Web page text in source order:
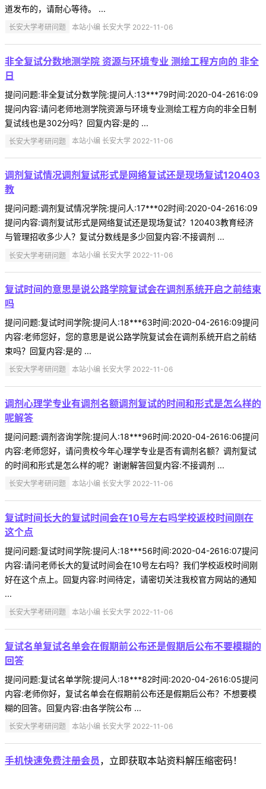
道发布的，请耐心等待。 ...
长安大学考研问题 本站小编 长安大学 2022-11-06
非全复试分数地测学院 资源与环境专业 测绘工程方向的 非全
日
提问问题:非全复试分数学院:提问人:13***79时间:2020-04-2616:09
提问内容:请问老师地测学院资源与环境专业测绘工程方向的非全日制
复试线也是302分吗？回复内容:是的 ...
长安大学考研问题 本站小编 长安大学 2022-11-06
调剂复试情况调剂复试形式是网络复试还是现场复试120403
教
提问问题:调剂复试情况学院:提问人:17***02时间:2020-04-2616:09
提问内容:调剂复试形式是网络复试还是现场复试？120403教育经济
与管理招收多少人？复试分数线是多少回复内容:不接调剂 ...
长安大学考研问题 本站小编 长安大学 2022-11-06
复试时间的意思是说公路学院复试会在调剂系统开启之前结束
吗
提问问题:复试时间学院:提问人:18***63时间:2020-04-2616:09提问
内容:老师您好，您的意思是说公路学院复试会在调剂系统开启之前结
束吗？回复内容:是的 ...
长安大学考研问题 本站小编 长安大学 2022-11-06
调剂心理学专业有调剂名额调剂复试的时间和形式是怎么样的
呢解答
提问问题:调剂咨询学院:提问人:18***96时间:2020-04-2616:06提问
内容:老师您好，请问贵校今年心理学专业是否有调剂名额？调剂复试
的时间和形式是怎么样的呢？谢谢解答回复内容:不接调剂 ...
长安大学考研问题 本站小编 长安大学 2022-11-06
复试时间长大的复试时间会在10号左右吗学校返校时间刚在
这个点
提问问题:复试时间学院:提问人:18***56时间:2020-04-2616:07提问
内容:请问老师长大的复试时间会在10号左右吗？我们学校返校时间刚
好在这个点上。回复内容:时间待定，请密切关注我校官方网站的通知
...
长安大学考研问题 本站小编 长安大学 2022-11-06
复试名单复试名单会在假期前公布还是假期后公布不要模糊的
回答
提问问题:复试名单学院:提问人:18***82时间:2020-04-2616:05提问
内容:老师你好，复试名单会在假期前公布还是假期后公布？不想要模
糊的回答。回复内容:由各学院公布 ...
长安大学考研问题 本站小编 长安大学 2022-11-06
手机快速免费注册会员 ，立即获取本站资料解压缩密码！